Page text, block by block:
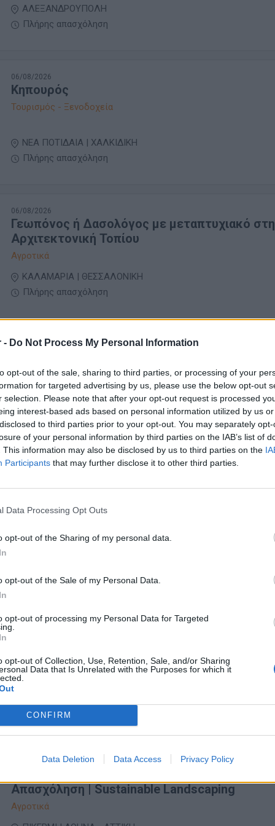
- Do Not Process My Personal Information
opt-out of the sale, sharing to third parties, or processing of your
for targeted advertising by us, please use the below opt-out
selection. Please note that after your opt-out request is processed
interest-based ads based on personal information utilized by us
to third parties prior to your opt-out. You may separately
of your personal information by third parties on the IAB’s list of
This information may also be disclosed by us to third parties on the
Participants that may further disclose it to other third parties.
Data Processing Opt Outs
opt-out of the Sharing of my personal data.
opt-out of the Sale of my Personal Data.
opt-out of processing my Personal Data for Targeted
opt-out of Collection, Use, Retention, Sale, and/or Sharing
Data that Is Unrelated with the Purposes for which it
CONFIRM
Data Deletion Data Access Privacy Policy
ΑΛΕΞΑΝΔΡΟΥΠΟΛΗ
Πλήρης απασχόληση
06/08/2026
Κηπουρός
Τουρισμός - Ξενοδοχεία
ΝΕΑ ΠΟΤΙΔΑΙΑ | ΧΑΛΚΙΔΙΚΗ
Πλήρης απασχόληση
06/08/2026
Γεωπόνος ή Δασολόγος με μεταπτυχιακό
Αρχιτεκτονική Τοπίου
Αγροτικά
ΚΑΛΑΜΑΡΙΑ | ΘΕΣΣΑΛΟΝΙΚΗ
Πλήρης απασχόληση
05/08/2026
Αγροτικά
ΝΕΑ ΣΑΝΤΑ ΚΙΛΚΙΣ | ΚΙΛΚΙΣ
Πλήρης απασχόληση
Δασολόγος
Αγροτικά
ΣΤΑΥΡΟΥΠΟΛΗ - ΠΟΛΙΧΝΗ - ΕΥΚΑΡΠΙΑ | ΘΕΣΣΑΛΟΝΙΚΗ
Γεωπόνος - Μελετητής για το τμήμα
αγροτικής ανάπτυξης
Διοίκηση Επιχειρήσεων - HR - Στελέχη
Πλήρης απασχόληση
1000 € - 1500 € ανά μήνα καθαρά
05/08/2026
Απασχόληση | Sustainable Landscaping
Αγροτικά